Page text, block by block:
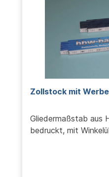
Zollstock mit
Gliedermaßstab aus
bedruckt, mit